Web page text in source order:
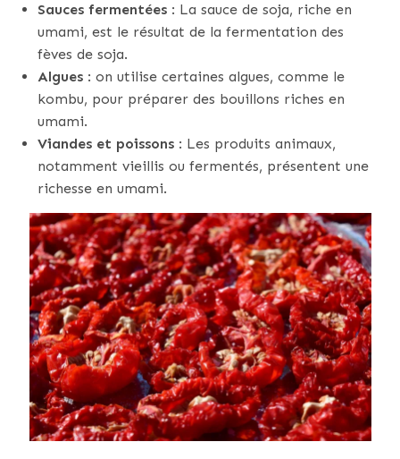
Sauces fermentées : La sauce de soja, riche en
umami, est le résultat de la fermentation des
fèves de soja.
Algues : on utilise certaines algues, comme le
kombu, pour préparer des bouillons riches en
umami.
Viandes et poissons : Les produits animaux,
notamment vieillis ou fermentés, présentent une
richesse en umami.